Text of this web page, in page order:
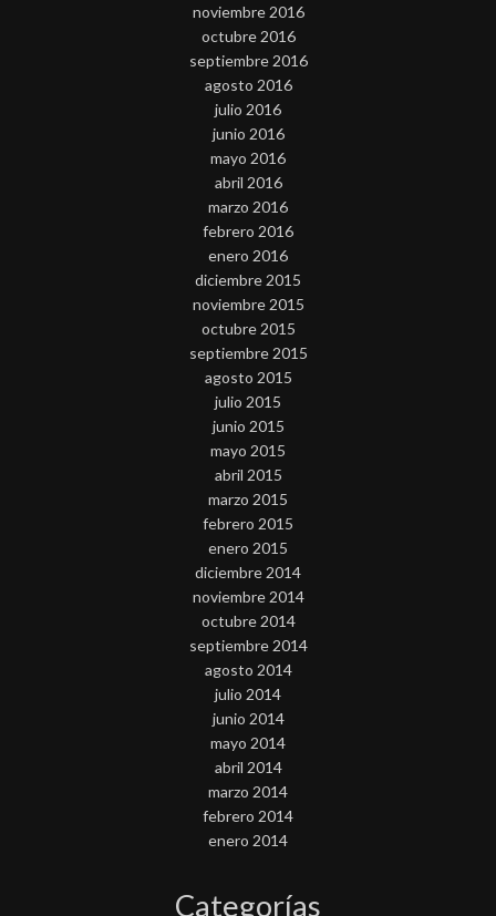
noviembre 2016
octubre 2016
septiembre 2016
agosto 2016
julio 2016
junio 2016
mayo 2016
abril 2016
marzo 2016
febrero 2016
enero 2016
diciembre 2015
noviembre 2015
octubre 2015
septiembre 2015
agosto 2015
julio 2015
junio 2015
mayo 2015
abril 2015
marzo 2015
febrero 2015
enero 2015
diciembre 2014
noviembre 2014
octubre 2014
septiembre 2014
agosto 2014
julio 2014
junio 2014
mayo 2014
abril 2014
marzo 2014
febrero 2014
enero 2014
Categorías